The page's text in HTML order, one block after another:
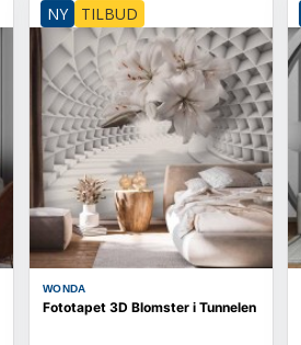
NY TILBUD
WONDA
Fototapet 3D Blomster i Tunnelen